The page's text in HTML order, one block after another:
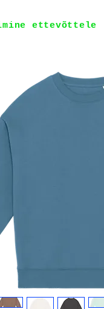
ettevõttele